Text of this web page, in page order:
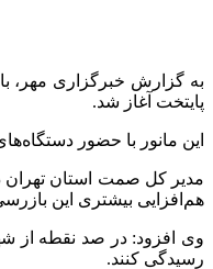
پایتخت آغاز شد.
این مانور با حضور
مدیر کل صمت استان تهران
هم‌افزایی بیشتری این
وی افزود: در صد نقطه از
رسیدگی کنند.